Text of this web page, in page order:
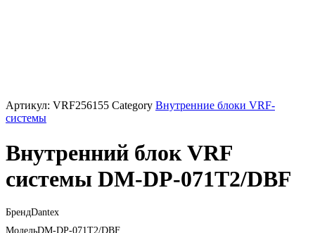
Артикул: VRF256155 Category Внутренние блоки VRF-
cистемы
Внутренний блок VRF
системы DM-DP-071T2/DBF
БрендDantex
МодельDM-DP-071T2/DBF